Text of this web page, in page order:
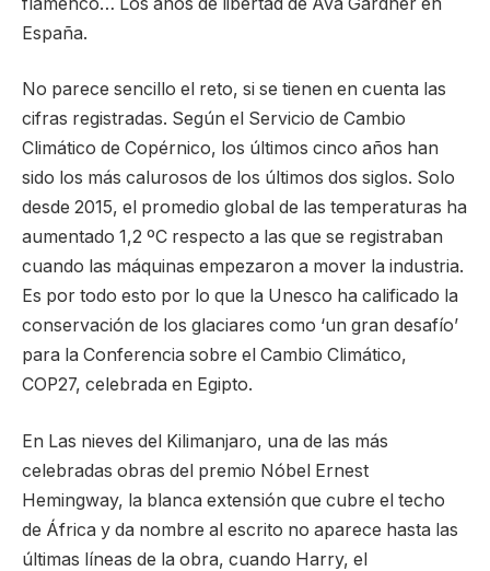
España.
No parece sencillo el reto, si se tienen en cuenta las
cifras registradas. Según el Servicio de Cambio
Climático de Copérnico, los últimos cinco años han
sido los más calurosos de los últimos dos siglos. Solo
desde 2015, el promedio global de las temperaturas ha
aumentado 1,2 ºC respecto a las que se registraban
cuando las máquinas empezaron a mover la industria.
Es por todo esto por lo que la Unesco ha calificado la
conservación de los glaciares como ‘un gran desafío’
para la Conferencia sobre el Cambio Climático,
COP27, celebrada en Egipto.
En Las nieves del Kilimanjaro, una de las más
celebradas obras del premio Nóbel Ernest
Hemingway, la blanca extensión que cubre el techo
de África y da nombre al escrito no aparece hasta las
últimas líneas de la obra, cuando Harry, el